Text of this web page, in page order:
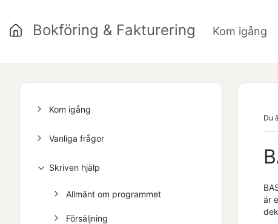
Kom igång
Bokföring & Fakturering
Kom igång
Vanliga frågor
Skriven hjälp
Allmänt om programmet
Försäljning
Du
är